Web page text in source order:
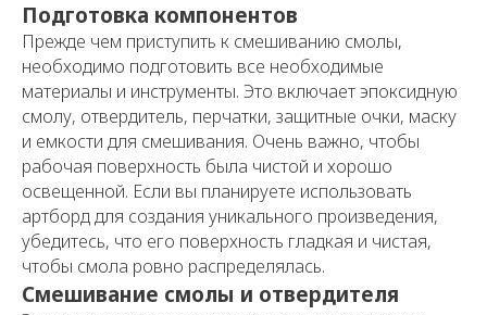
Подготовка компонентов
Прежде чем приступить к смешиванию смолы,
необходимо подготовить все необходимые
материалы и инструменты. Это включает эпоксидную
смолу, отвердитель, перчатки, защитные очки, маску
и емкости для смешивания. Очень важно, чтобы
рабочая поверхность была чистой и хорошо
освещенной. Если вы планируете использовать
артборд для создания уникального произведения,
убедитесь, что его поверхность гладкая и чистая,
чтобы смола ровно распределялась.
Смешивание смолы и отвердителя